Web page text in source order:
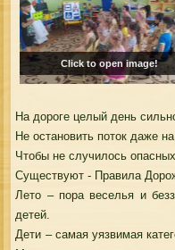
Click to open image!
На дороге целый день
Не остановить поток даже
Чтобы не случилось
Существуют - Правила
Лето – пора веселья и
детей.
Дети – самая уязвимая